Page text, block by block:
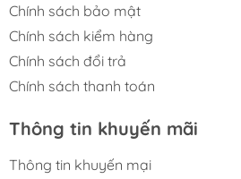
Chính sách bảo mật
Chính sách kiểm hàng
Chính sách đổi trả
Chính sách thanh toán
Thông tin khuyến mãi
Thông tin khuyến mại